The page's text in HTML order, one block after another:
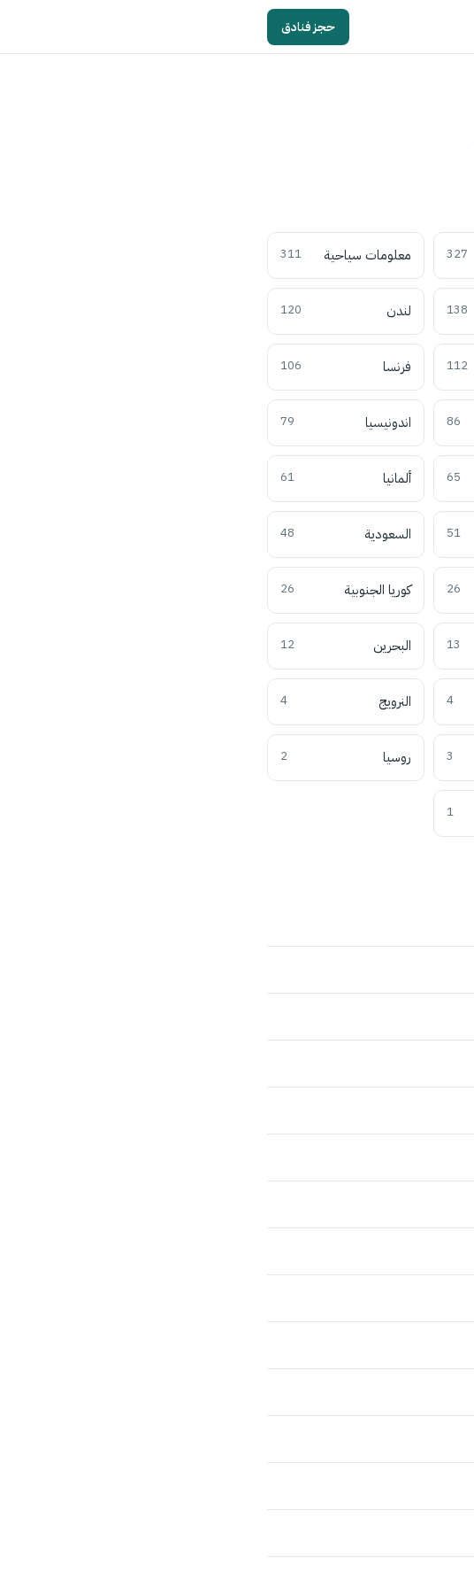
حجز فنادق
327 معلومات سياحية 311
138 لندن 120
112 فرنسا 106
86 اندونيسيا 79
65 ألمانيا 61
51 السعودية 48
26 كوريا الجنوبية 26
13 البحرين 12
4 النرويج 4
3 روسيا 2
1